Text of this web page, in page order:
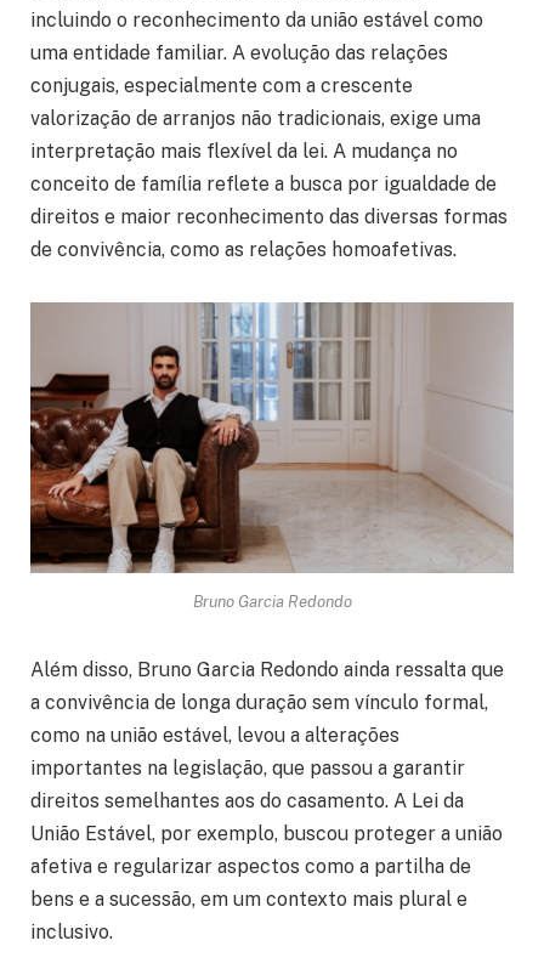
incluindo o reconhecimento da união estável como
uma entidade familiar. A evolução das relações
conjugais, especialmente com a crescente
valorização de arranjos não tradicionais, exige uma
interpretação mais flexível da lei. A mudança no
conceito de família reflete a busca por igualdade de
direitos e maior reconhecimento das diversas formas
de convivência, como as relações homoafetivas.
Bruno Garcia Redondo
Além disso, Bruno Garcia Redondo ainda ressalta que
a convivência de longa duração sem vínculo formal,
como na união estável, levou a alterações
importantes na legislação, que passou a garantir
direitos semelhantes aos do casamento. A Lei da
União Estável, por exemplo, buscou proteger a união
afetiva e regularizar aspectos como a partilha de
bens e a sucessão, em um contexto mais plural e
inclusivo.